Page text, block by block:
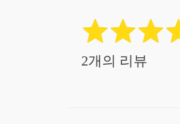
2개의 리뷰